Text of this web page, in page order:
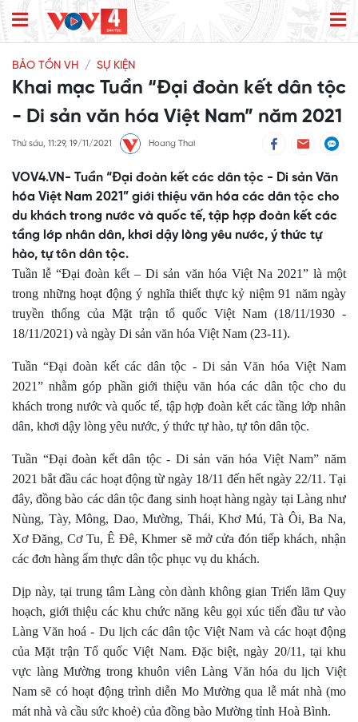
BẢO TỒN VH SỰ KIỆN
Khai mạc Tuần “Đại đoàn kết dân tộc
- Di sản văn hóa Việt Nam” năm 2021
Thứ sáu, 11:29, 19/11/2021 Hoang Thai
VOV4.VN- Tuần “Đại đoàn kết các dân tộc - Di sản Văn
hóa Việt Nam 2021” giới thiệu văn hóa các dân tộc cho
du khách trong nước và quốc tế, tập hợp đoàn kết các
tầng lớp nhân dân, khơi dậy lòng yêu nước, ý thức tự
hào, tự tôn dân tộc.
Tuần lễ “Đại đoàn kết – Di sản văn hóa Việt Na 2021” là một
trong những hoạt động ý nghĩa thiết thực kỷ niệm 91 năm ngày
truyền thống của Mặt trận tổ quốc Việt Nam (18/11/1930 -
18/11/2021) và ngày Di sản văn hóa Việt Nam (23-11).
Tuần “Đại đoàn kết các dân tộc - Di sản Văn hóa Việt Nam
2021”nhằm góp phần giới thiệu văn hóa các dân tộc cho du
khách trong nước và quốc tế, tập hợp đoàn kết các tầng lớp nhân
dân, khơi dậy lòng yêu nước, ý thức tự hào, tự tôn dân tộc.
Tuần “Đại đoàn kết dân tộc - Di sản văn hóa Việt Nam” năm
2021 bắt đầu các hoạt động từ ngày 18/11 đến hết ngày 22/11. Tại
đây, đồng bào các dân tộc đang sinh hoạt hàng ngày tại Làng như
Nùng, Tày, Mông, Dao, Mường, Thái, Khơ Mú, Tà Ôi, Ba Na,
Xơ Đăng, Cơ Tu, Ê Đê, Khmer sẽ mở cửa đón tiếp khách, nhận
các đơn hàng ẩm thực dân tộc phục vụ du khách.
Dịp này, tại trung tâm Làng còn dành không gian Triển lãm Quy
hoạch, giới thiệu các khu chức năng kêu gọi xúc tiến đầu tư vào
Làng Văn hoá - Du lịch các dân tộc Việt Nam và các hoạt động
của Mặt trận Tổ quốc Việt Nam. Đặc biệt, ngày 20/11, tại khu
vực làng Mường trong khuôn viên Làng Văn hóa du lịch Việt
Nam sẽ có hoạt động trình diễn Mo Mường qua lễ mát nhà (mo
mát nhà và cầu sức khoẻ) của đồng bào Mường tỉnh Hoà Bình.